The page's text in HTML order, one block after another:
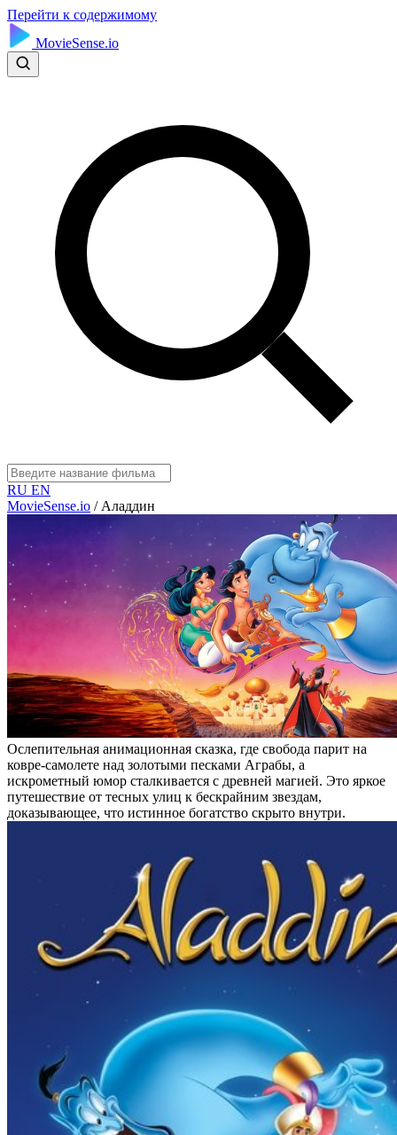
Перейти к содержимому
MovieSense.io
RU EN
MovieSense.io / Аладдин
Ослепительная анимационная сказка, где свобода парит на
ковре-самолете над золотыми песками Аграбы, а
искрометный юмор сталкивается с древней магией. Это яркое
путешествие от тесных улиц к бескрайним звездам,
доказывающее, что истинное богатство скрыто внутри.